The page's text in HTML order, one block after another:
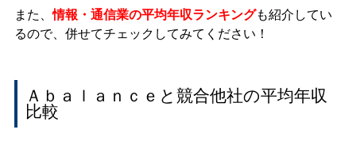
また、情報・通信業の平均年収ランキングも紹介してい
るので、併せてチェックしてみてください！
Ａｂａｌａｎｃｅと競合他社の平均年収
比較